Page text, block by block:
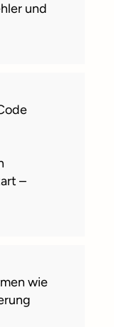
und
–
wie